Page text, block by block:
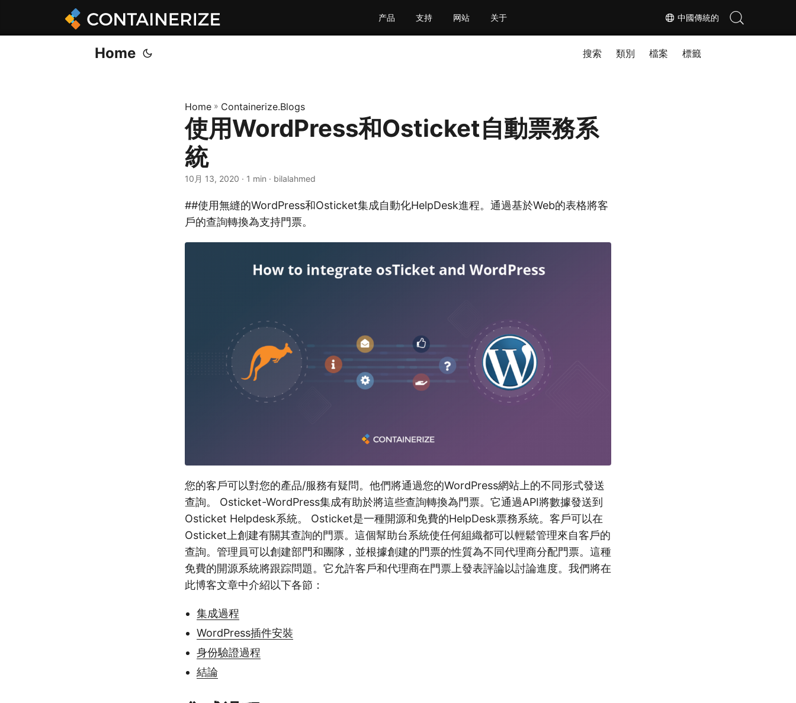
中國傳統的
产品 支持 网站 关于
Home 搜索 類別 檔案 標籤
Home » Containerize.Blogs
使用WordPress和Osticket自動票務系
統
10月 13, 2020 · 1 min · bilalahmed
##使用無縫的WordPress和Osticket集成自動化HelpDesk進程。通過基於Web的表格將客
戶的查詢轉換為支持門票。
您的客戶可以對您的產品/服務有疑問。他們將通過您的WordPress網站上的不同形式發送
查詢。 Osticket-WordPress集成有助於將這些查詢轉換為門票。它通過API將數據發送到
Osticket Helpdesk系統。 Osticket是一種開源和免費的HelpDesk票務系統。客戶可以在
Osticket上創建有關其查詢的門票。這個幫助台系統使任何組織都可以輕鬆管理來自客戶的
查詢。管理員可以創建部門和團隊，並根據創建的門票的性質為不同代理商分配門票。這種
免費的開源系統將跟踪問題。它允許客戶和代理商在門票上發表評論以討論進度。我們將在
此博客文章中介紹以下各節：
集成過程
WordPress插件安裝
身份驗證過程
結論